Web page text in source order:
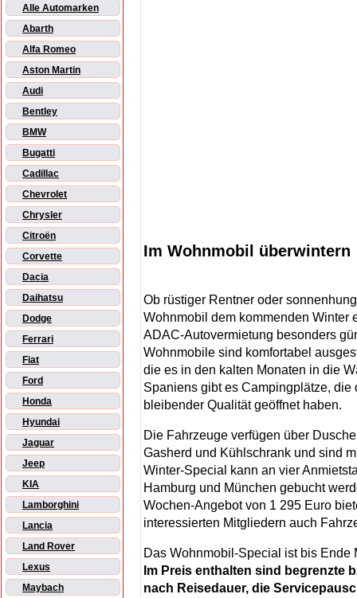
Alle Automarken
Abarth
Alfa Romeo
Aston Martin
Audi
Bentley
BMW
Bugatti
Cadillac
Chevrolet
Chrysler
Citroën
Corvette
Dacia
Daihatsu
Dodge
Ferrari
Fiat
Ford
Honda
Hyundai
Jaguar
Jeep
KIA
Lamborghini
Lancia
Land Rover
Lexus
Maybach
Im Wohnmobil überwintern
Ob rüstiger Rentner oder
Wohnmobil dem kommenden Winter
ADAC-Autovermietung besonders
Wohnmobile sind komfortabel
die es in den kalten Monaten in die
Spaniens gibt es Campingplätze,
bleibender Qualität geöffnet haben.
Die Fahrzeuge verfügen über
Gasherd und Kühlschrank und sind
Winter-Special kann an vier
Hamburg und München gebucht
Wochen-Angebot von 1 295 Euro
interessierten Mitgliedern auch
Das Wohnmobil-Special ist bis Ende
Im Preis enthalten sind begrenzte
nach Reisedauer, die